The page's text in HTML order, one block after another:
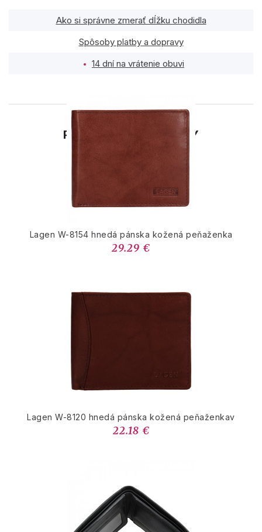
Ako si správne zmerať dĺžku chodidla
Spôsoby platby a dopravy
14 dní na vrátenie obuvi
PODOBNÉ PRODUKTY
Lagen W-8154 hnedá pánska kožená peňaženka
29.29 €
Lagen W-8120 hnedá pánska kožená peňaženkav
22.18 €